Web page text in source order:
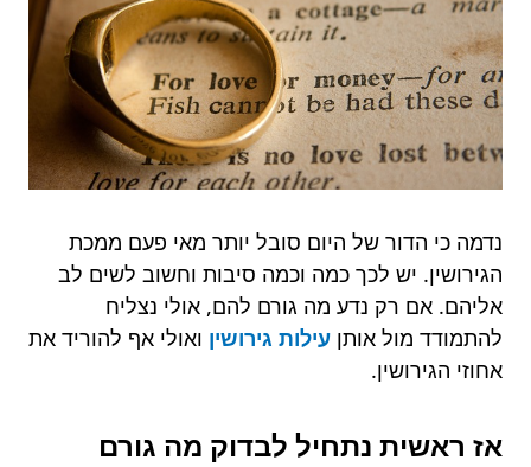
נדמה כי הדור של היום סובל יותר מאי פעם ממכת
הגירושין. יש לכך כמה וכמה סיבות וחשוב לשים לב
אליהם. אם רק נדע מה גורם להם, אולי נצליח
להתמודד מול אותן עילות גירושין ואולי אף להוריד את
אחוזי הגירושין.
אז ראשית נתחיל לבדוק מה גורם